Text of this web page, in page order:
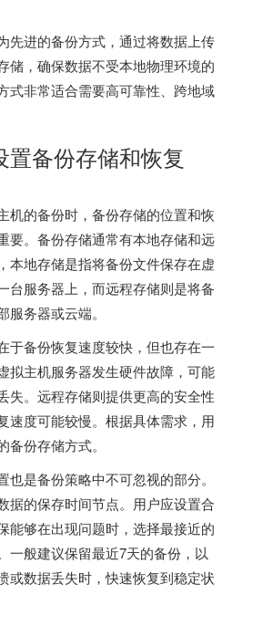
先进的备份方式，通过将数据上传
储，确保数据不受本地物理环境的
式非常适合需要高可靠性、跨地域
置备份存储和恢复
机的备份时，备份存储的位置和恢
要。备份存储通常有本地存储和远
本地存储是指将备份文件保存在虚
台服务器上，而远程存储则是将备
务器或云端。
于备份恢复速度较快，但也存在一
拟主机服务器发生硬件故障，可能
失。远程存储则提供更高的安全性
速度可能较慢。根据具体需求，用
备份存储方式。
也是备份策略中不可忽视的部分。
据的保存时间节点。用户应设置合
能够在出现问题时，选择最接近的
一般建议保留最近7天的备份，以
或数据丢失时，快速恢复到稳定状